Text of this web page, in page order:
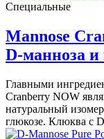
Специальные
Mannose
D-манноза
Главными
Cranberry NOW
натуральный
глюкозе. Клюква с